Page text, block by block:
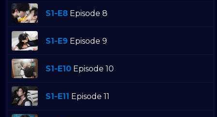
S1-E8 Episode 8
S1-E9 Episode 9
S1-E10 Episode 10
S1-E11 Episode 11